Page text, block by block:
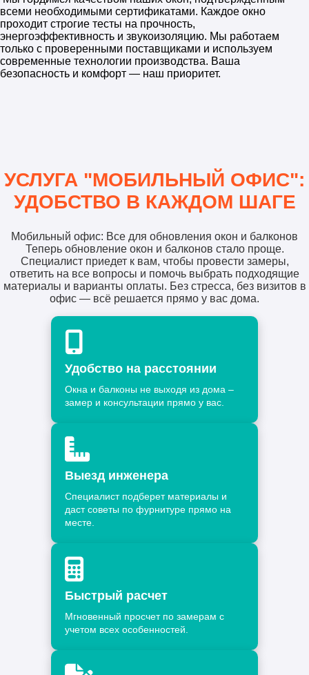
всеми необходимыми сертификатами. Каждое окно
проходит строгие тесты на прочность,
энергоэффективность и звукоизоляцию. Мы работаем
только с проверенными поставщиками и используем
современные технологии производства. Ваша
безопасность и комфорт — наш приоритет.
УСЛУГА "МОБИЛЬНЫЙ ОФИС":
УДОБСТВО В КАЖДОМ ШАГЕ
Мобильный офис: Все для обновления окон и балконов
Теперь обновление окон и балконов стало проще.
Специалист приедет к вам, чтобы провести замеры,
ответить на все вопросы и помочь выбрать подходящие
материалы и варианты оплаты. Без стресса, без визитов в
офис — всё решается прямо у вас дома.
Удобство на расстоянии
Окна и балконы не выходя из дома –
замер и консультации прямо у вас.
Выезд инженера
Специалист подберет материалы и
даст советы по фурнитуре прямо на
месте.
Быстрый расчет
Мгновенный просчет по замерам с
учетом всех особенностей.